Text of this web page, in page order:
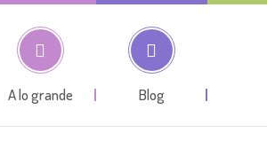
A lo grande Blog